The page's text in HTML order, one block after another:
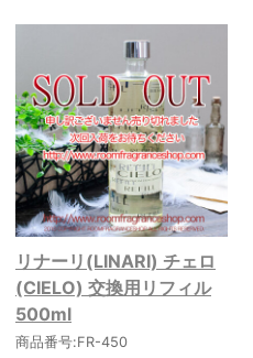
リナーリ(LINARI) チェロ
(CIELO) 交換用リフィル
500ml
商品番号:FR-450